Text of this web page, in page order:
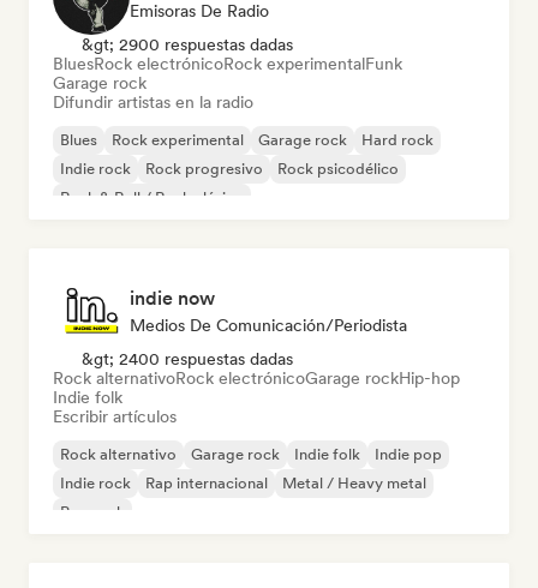
Emisoras De Radio
&gt; 2900 respuestas dadas
BluesRock electrónicoRock experimentalFunk
Garage rock
Difundir artistas en la radio
Blues Rock experimental Garage rock
Hard rock
Indie rock
Rock progresivo
Rock psicodélico
Rock & Roll / Rock clásico
indie now
Medios De Comunicación/Periodista
&gt; 2400 respuestas dadas
Rock alternativoRock electrónicoGarage rockHip-hop
Indie folk
Escribir artículos
Rock alternativo Garage rock Indie folk
Indie pop
Indie rock
Rap internacional
Metal / Heavy metal
Pop rock